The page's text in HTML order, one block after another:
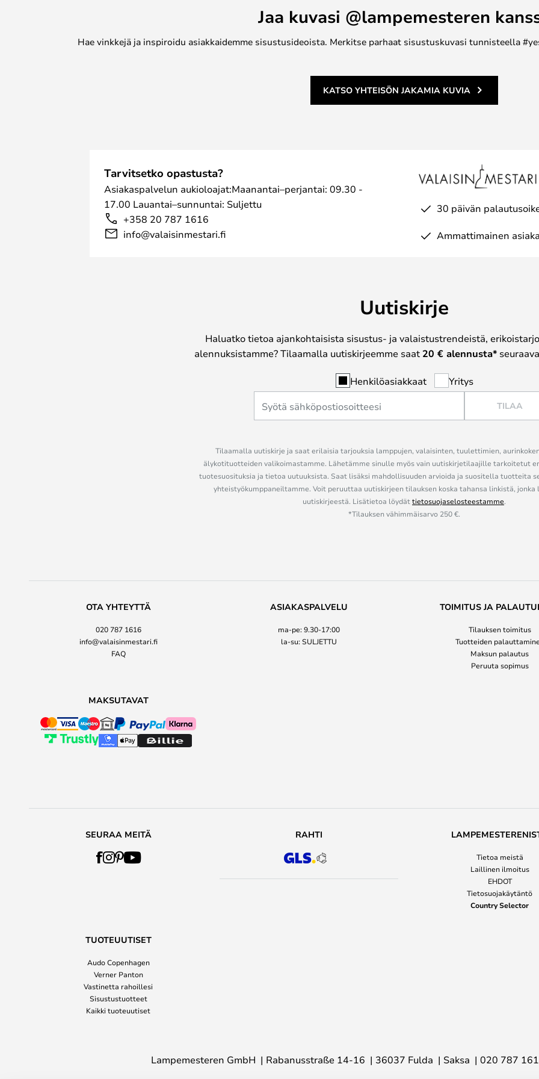
Jaa kuvasi @lampemesteren
Hae vinkkejä ja inspiroidu asiakkaidemme sisustusideoista. Merkitse parhaat sisustuskuvasi tunnisteella
KATSO YHTEISÖN JAKAMIA KUVIA
Tarvitsetko opastusta?
Asiakaspalvelun aukioloajat:Maanantai–perjantai: 09.30 -
17.00 Lauantai–sunnuntai: Suljettu
+358 20 787 1616
info@valaisinmestari.fi
30 päivän
Ammattimainen
Uutiskirje
Haluatko tietoa ajankohtaisista sisustus- ja valaistustrendeistä,
alennuksistamme? Tilaamalla uutiskirjeemme saat 20 € alennusta*
Henkilöasiakkaat Yritys
TILAA
Tilaamalla uutiskirje ja saat erilaisia tarjouksia lamppujen, valaisinten, tuulettimien,
älykotituotteiden valikoimastamme. Lähetämme sinulle myös vain uutiskirjetilaajille tarkoitetut
tuotesuosituksia ja tietoa uutuuksista. Saat lisäksi mahdollisuuden arvioida ja suositella tuotteita
yhteistyökumppaneiltamme. Voit peruuttaa uutiskirjeen tilauksen koska tahansa linkistä, jonka
uutiskirjeestä. Lisätietoa löydättietosuojaselosteestamme.
*Tilauksen vähimmäisarvo 250 €.
OTA YHTEYTTÄ
020 787 1616
info@valaisinmestari.fi
FAQ
ASIAKASPALVELU
ma-pe: 9.30-17:00
la-su: SULJETTU
TOIMITUS JA
Tilauksen toimitus
Tuotteiden
Maksun palautus
Peruuta sopimus
MAKSUTAVAT
SEURAA MEITÄ RAHTI
Tietoa meistä
Laillinen ilmoitus
EHDOT
Tietosuojakäytäntö
Country Selector
TUOTEUUTISET
Audo Copenhagen
Verner Panton
Vastinetta rahoillesi
Sisustustuotteet
Kaikki tuoteuutiset
Lampemesteren GmbH Rabanusstraße 14-16 36037 Fulda Saksa 020 787